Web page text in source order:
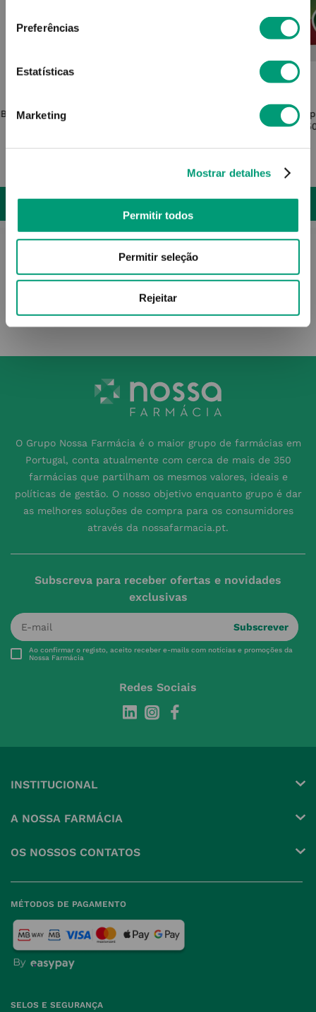
Preferências
Estatísticas
Marketing
Mostrar detalhes
Permitir todos
Permitir seleção
Rejeitar
80
O Grupo Nossa Farmácia é o maior grupo de farmácias em
Portugal, conta atualmente com cerca de mais de 350
farmácias que partilham os mesmos valores, ideais e
políticas de gestão. O nosso objetivo enquanto grupo é dar
as melhores soluções de compra para os consumidores
através da nossafarmacia.pt.
Subscreva para receber ofertas e novidades
exclusivas
Subscrever
Ao confirmar o registo, aceito receber e-mails com notícias e promoções da
Nossa Farmácia
Redes Sociais
INSTITUCIONAL
A NOSSA FARMÁCIA
Política de Privacidade
Política de Cookies
Política de Devoluções
OS NOSSOS CONTATOS
Farmácias perto de si
MÉTODOS DE PAGAMENTO
SELOS E SEGURANÇA